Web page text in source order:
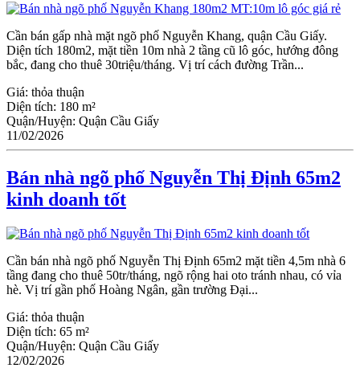
Cần bán gấp nhà mặt ngõ phố Nguyễn Khang, quận Cầu Giấy.
Diện tích 180m2, mặt tiền 10m nhà 2 tầng cũ lô góc, hướng đông
bắc, đang cho thuê 30triệu/tháng. Vị trí cách đường Trần...
Giá: thỏa thuận
Diện tích: 180 m²
Quận/Huyện: Quận Cầu Giấy
11/02/2026
Bán nhà ngõ phố Nguyễn Thị Định 65m2
kinh doanh tốt
Cần bán nhà ngõ phố Nguyễn Thị Định 65m2 mặt tiền 4,5m nhà 6
tầng đang cho thuê 50tr/tháng, ngõ rộng hai oto tránh nhau, có vỉa
hè. Vị trí gần phố Hoàng Ngân, gần trường Đại...
Giá: thỏa thuận
Diện tích: 65 m²
Quận/Huyện: Quận Cầu Giấy
12/02/2026